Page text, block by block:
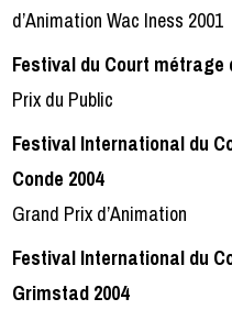
d’Animation Wac Iness 2001
Festival du Court métrage
Prix du Public
Festival International du
Conde 2004
Grand Prix d’Animation
Festival International du
Grimstad 2004